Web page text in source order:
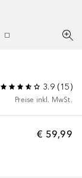
3.9(15)
Preise inkl. MwSt.
€ 59,99